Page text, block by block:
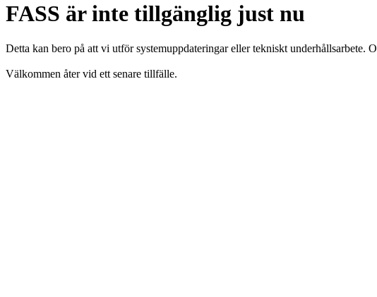
FASS är inte tillgänglig just nu
Detta kan bero på att vi utför systemuppdateringar eller tekniskt underhållsarbete.
Välkommen åter vid ett senare tillfälle.